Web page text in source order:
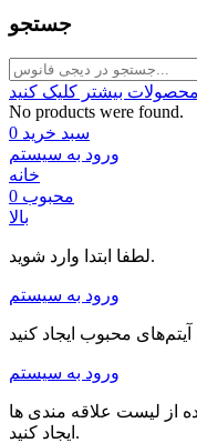
جستجو
No products were found.
سبد خرید 0
ورود به سیستم
خانه
محبوب 0
بالا
لطفا ابتدا وارد شوید.
ورود به سیستم
ورود به سیستم
از لیست علاقه مندی ها
ایجاد کنید.